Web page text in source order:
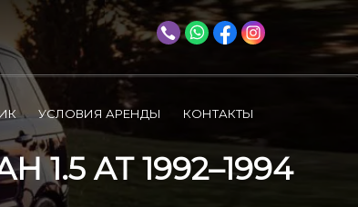
УСЛОВИЯ АРЕНДЫ КОНТАКТЫ
AT 1992–1994